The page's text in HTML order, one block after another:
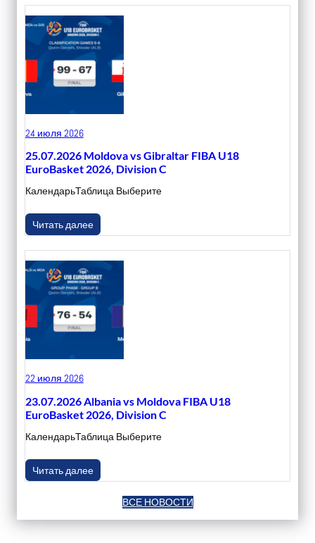
24 июля 2026
25.07.2026 Moldova vs Gibraltar FIBA U18
EuroBasket 2026, Division C
КалендарьТаблица Выберите
Читать далее
22 июля 2026
23.07.2026 Albania vs Moldova FIBA U18
EuroBasket 2026, Division C
КалендарьТаблица Выберите
Читать далее
ВСЕ НОВОСТИ